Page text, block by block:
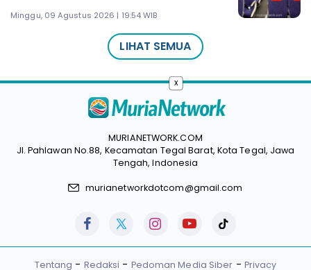
Minggu, 09 Agustus 2026 | 19:54 WIB
LIHAT SEMUA
MURIANETWORK.COM
Jl. Pahlawan No.88, Kecamatan Tegal Barat, Kota Tegal, Jawa
Tengah, Indonesia
murianetworkdotcom@gmail.com
Tentang Redaksi Pedoman Media Siber Privacy
x